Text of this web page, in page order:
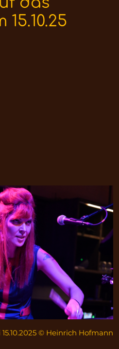
© Heinrich Hofmann